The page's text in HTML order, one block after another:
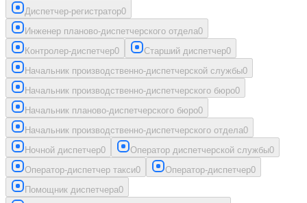
Диспетчер-регистратор0
Инженер планово-диспетчерского отдела0
Контролер-диспетчер0 Старший диспетчер0
Начальник производственно-диспетчерской службы0
Начальник производственно-диспетчерского бюро0
Начальник планово-диспетчерского бюро0
Начальник производственно-диспетчерского отдела0
Ночной диспетчер0 Оператор диспетчерской службы0
Оператор-диспетчер такси0 Оператор-диспетчер0
Помощник диспетчера0